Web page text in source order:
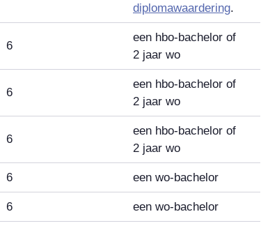
diplomawaardering.
6
een hbo-bachelor of
2 jaar wo
6
een hbo-bachelor of
2 jaar wo
6
een hbo-bachelor of
2 jaar wo
6 een wo-bachelor
6 een wo-bachelor